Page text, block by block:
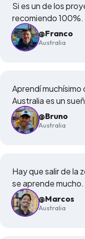
Si es un de los
recomiendo 100%.
@Franco
Australia
Aprendí
Australia es un
@Bruno
Australia
Hay que salir de la
se aprende mucho.
@Marcos
Australia